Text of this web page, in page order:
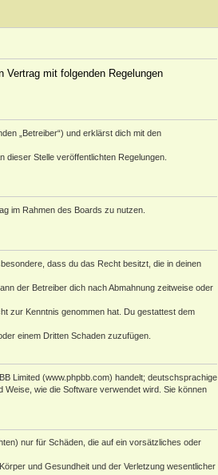
Vertrag mit folgenden Regelungen
„Betreiber“) und erklärst dich mit den
Stelle veröffentlichten Regelungen.
im Rahmen des Boards zu nutzen.
dass du das Recht besitzt, die in deinen
der Betreiber dich nach Abmahnung zeitweise oder
zur Kenntnis genommen hat. Du gestattest dem
einem Dritten Schaden zuzufügen.
Limited (www.phpbb.com) handelt; deutschsprachige
wie die Software verwendet wird. Sie können
nur für Schäden, die auf ein vorsätzliches oder
und Gesundheit und der Verletzung wesentlicher